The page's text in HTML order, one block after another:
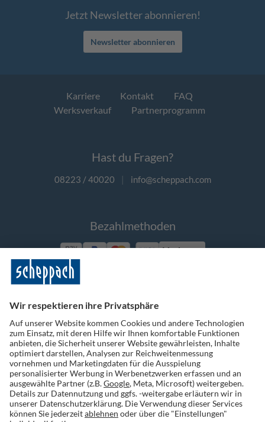
Jetzt Newsletter abonnieren!
Newsletter abonnieren
Karriere Kontakt
FAQ
Werksverkauf
Partnerprogramm
Hast du Fragen?
08223 / 40020 | info@scheppach.com
Bezahlmethoden
Vorkasse
Folge uns auf Social Media